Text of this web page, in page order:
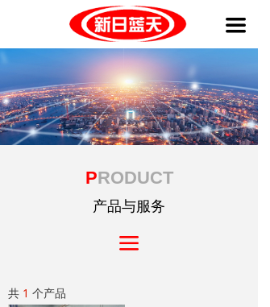
끀
PRODUCT
产品与服务
끀
共 1 个产品